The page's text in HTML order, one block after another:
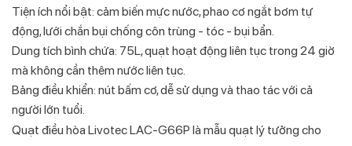
Tiện ích nổi bật: cảm biến mực nước, phao cơ ngắt bơm tự
động, lưới chắn bụi chống côn trùng - tóc - bụi bẩn.
Dung tích bình chứa: 75L, quạt hoạt động liên tục trong 24 giờ
mà không cần thêm nước liên tục.
Bảng điều khiển: nút bấm cơ, dễ sử dụng và thao tác với cả
người lớn tuổi.
Quạt điều hòa Livotec LAC-G66P là mẫu quạt lý tưởng cho